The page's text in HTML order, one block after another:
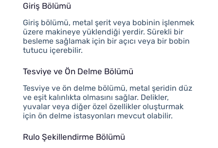
Giriş Bölümü
Giriş bölümü, metal şerit veya bobinin işlenmek
üzere makineye yüklendiği yerdir. Sürekli bir
besleme sağlamak için bir açıcı veya bir bobin
tutucu içerebilir.
Tesviye ve Ön Delme Bölümü
Tesviye ve ön delme bölümü, metal şeridin düz
ve eşit kalınlıkta olmasını sağlar. Delikler,
yuvalar veya diğer özel özellikler oluşturmak
için ön delme istasyonları mevcut olabilir.
Rulo Şekillendirme Bölümü